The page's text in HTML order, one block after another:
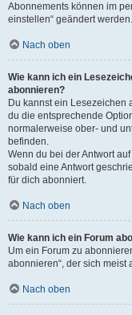
Abonnements können im
einstellen“ geändert werden.
Nach oben
Wie kann ich ein
abonnieren?
Du kannst ein Lesezeichen
du die entsprechende
normalerweise ober- und
befinden.
Wenn du bei der Antwort
sobald eine Antwort
für dich abonniert.
Nach oben
Wie kann ich ein Forum
Um ein Forum zu
abonnieren“, der sich meist
Nach oben